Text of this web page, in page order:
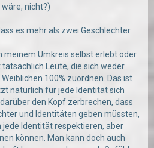
das Video:
nicht?)
es mehr als zwei Geschlechter
meinem Umkreis selbst erlebt oder
Leute, die sich weder
100% zuordnen. Das ist
natürlich für jede Identität sich
den Kopf zerbrechen, dass
und Identitäten geben müssten,
jede Identität respektieren, aber
können. Man kann doch auch